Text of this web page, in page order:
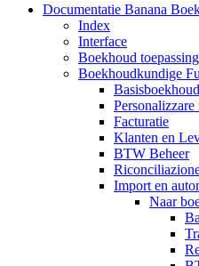
Documentatie Banana
Index
Interface
Boekhoud
Boekhoudkundige
Facturatie
Klanten en
BTW Beheer
Import en
Naar